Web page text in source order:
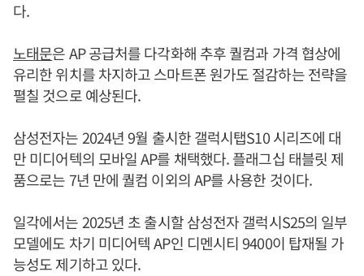
다.
노태문은 AP 공급처를 다각화해 추후 퀄컴과 가격 협상에
유리한 위치를 차지하고 스마트폰 원가도 절감하는 전략을
펼칠 것으로 예상된다.
삼성전자는 2024년 9월 출시한 갤럭시탭S10 시리즈에 대
만 미디어텍의 모바일 AP를 채택했다. 플래그십 태블릿 제
품으로는 7년 만에 퀄컴 이외의 AP를 사용한 것이다.
일각에서는 2025년 초 출시할 삼성전자 갤럭시S25의 일부
모델에도 차기 미디어텍 AP인 디멘시티 9400이 탑재될 가
능성도 제기하고 있다.